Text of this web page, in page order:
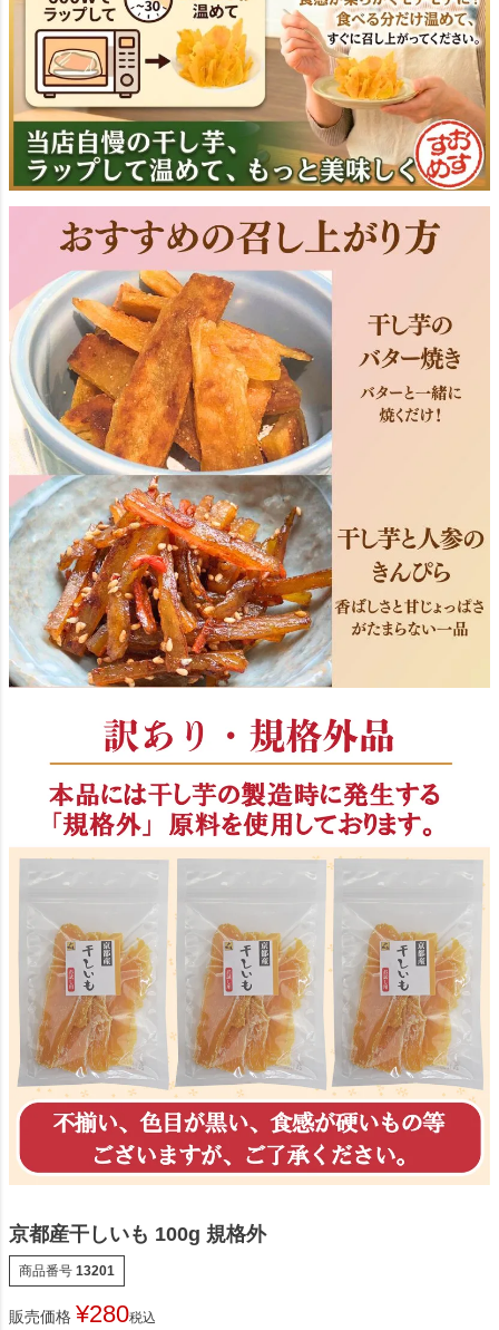
京都産干しいも 100g 規格外
商品番号 13201
販売価格 ¥280税込